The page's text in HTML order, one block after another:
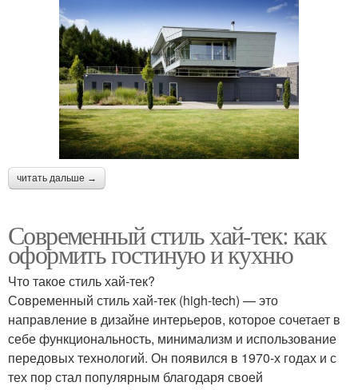
читать дальше →
Современный стиль хай-тек: как
оформить гостиную и кухню
Что такое стиль хай-тек?
Современный стиль хай-тек (high-tech) — это
направление в дизайне интерьеров, которое сочетает в
себе функциональность, минимализм и использование
передовых технологий. Он появился в 1970-х годах и с
тех пор стал популярным благодаря своей